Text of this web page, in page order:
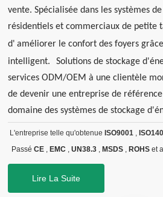
vente. Spécialisée dans les systèmes
résidentiels et commerciaux de petite
d' améliorer le confort des foyers
intelligent.
Solutions de stockage
services ODM/OEM à une clientèle
de devenir une entreprise de
domaine des systèmes de stockage
L'entreprise telle qu'obtenue ISO9001 ,
PasséCE , EMC ,UN38.3 , MSDS , ROHSet
Lire La Suite